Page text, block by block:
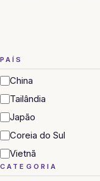
PAÍS
China
Tailândia
Japão
Coreia do Sul
Vietnã
CATEGORIA